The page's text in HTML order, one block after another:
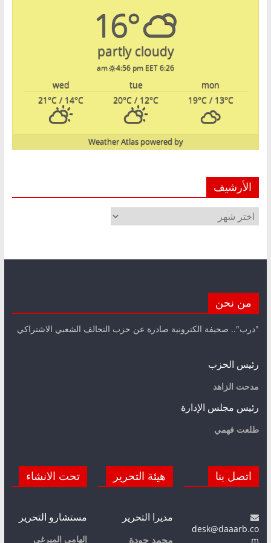
16°
partly cloudy
6:26 am
4:56 pm EET
mon
tue
wed
19°C/ 13°C
20°C / 12°C
21°C / 14°C
powered by
Weather Atlas
الأرشيف
الأرشيف
من نحن
"درب".. صحيفة الكترونية صادرة عن حزب التحالف الشعبي الاشتراكي
رئيس الحزب
مدحت الزاهد
رئيس مجلس الإدارة
طلعت فهمي
اتصل بنا
desk@daaarb.co
m
هيئة التحرير
مديرا التحرير
محمد جودة
تحت الانشاء
مستشارو التحرير
إلهامي الميرغي